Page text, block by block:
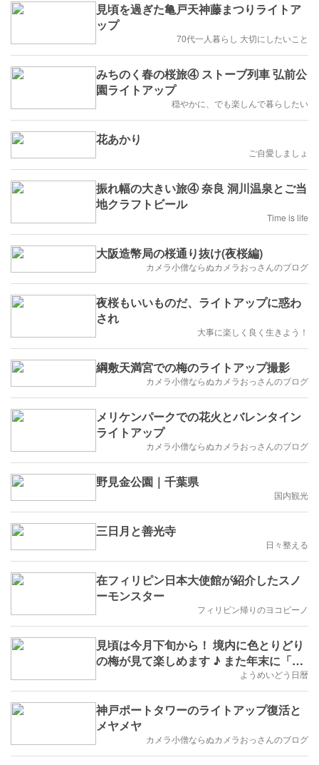
見頃を過ぎた亀戸天神藤まつりライトア
ップ
70代一人暮らし 大切にしたいこと
みちのく春の桜旅④ ストーブ列車 弘前公
園ライトアップ
穏やかに、でも楽しんで暮らしたい
花あかり
ご自愛しましょ
振れ幅の大きい旅④ 奈良 洞川温泉とご当
地クラフトビール
Time is life
大阪造幣局の桜通り抜け(夜桜編)
カメラ小僧ならぬカメラおっさんのブログ
夜桜もいいものだ、ライトアップに惑わ
され
大事に楽しく良く生きよう！
綱敷天満宮での梅のライトアップ撮影
カメラ小僧ならぬカメラおっさんのブログ
メリケンパークでの花火とバレンタイン
ライトアップ
カメラ小僧ならぬカメラおっさんのブログ
野見金公園｜千葉県
国内観光
三日月と善光寺
日々整える
在フィリピン日本大使館が紹介したスノ
ーモンスター
フィリピン帰りのヨコピーノ
見頃は今月下旬から！ 境内に色とりどり
の梅が見て楽しめます ♪ また年末に「御
足参り」行けなかった方へ朗報も ♪ ☆鎌
倉 長谷寺
ようめいどう日暦
神戸ポートタワーのライトアップ復活と
メヤメヤ
カメラ小僧ならぬカメラおっさんのブログ